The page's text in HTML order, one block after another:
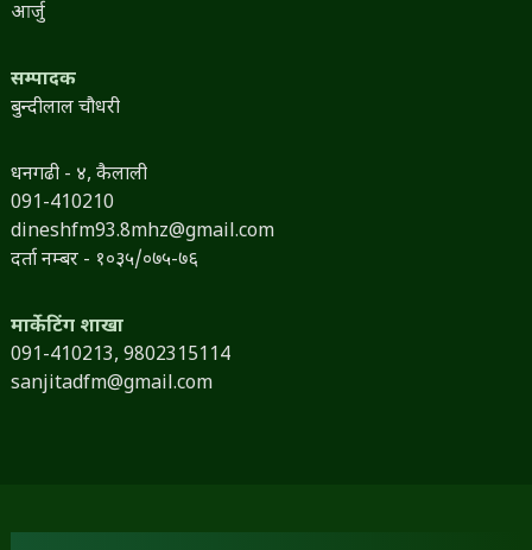
आर्जु
सम्पादक
बुन्दीलाल चौधरी
धनगढी - ४, कैलाली
091-410210
dineshfm93.8mhz@gmail.com
दर्ता नम्बर - १०३५/०७५-७६
मार्केटिंग शाखा
091-410213, 9802315114
sanjitadfm@gmail.com